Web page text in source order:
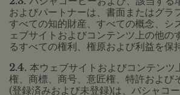
およびパートナーは、書面またはグラ
すべての知的財産、すべての概念、シ
ェブサイトおよびコンテンツ上の他の
るすべての権利、権原および利益を保
2.4. 本ウェブサイトおよびコンテンツ
権、商標、商号、意匠権、特許および
(登録済みおよび未登録)は、バシャコ